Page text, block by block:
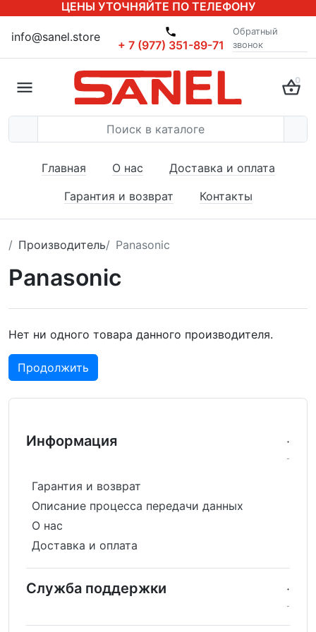
ЦЕНЫ УТОЧНЯЙТЕ ПО ТЕЛЕФОНУ
info@sanel.store
+ 7 (977) 351-89-71
Обратный
звонок
0
Главная О нас
Доставка и оплата
Гарантия и возврат
Контакты
Производитель Panasonic
Panasonic
Нет ни одного товара данного производителя.
Продолжить
Информация
Гарантия и возврат
Описание процесса передачи данных
О нас
Доставка и оплата
Служба поддержки